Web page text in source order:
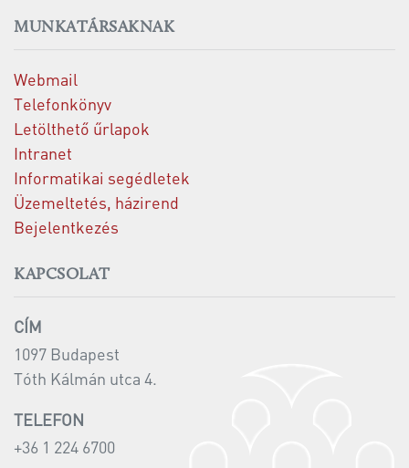
MUNKATÁRSAKNAK
Webmail
Telefonkönyv
Letölthető űrlapok
Intranet
Informatikai segédletek
Üzemeltetés, házirend
Bejelentkezés
KAPCSOLAT
CÍM
1097 Budapest
Tóth Kálmán utca 4.
TELEFON
+36 1 224 6700